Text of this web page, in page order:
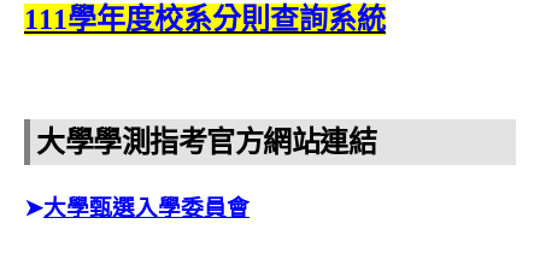
111學年度校系分則查詢系統
大學學測指考官方網站連結
➤大學甄選入學委員會